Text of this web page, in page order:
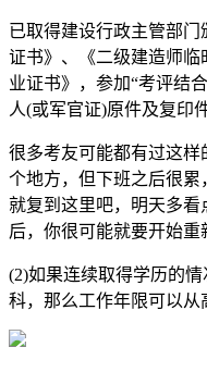
已取得建设行政主管部
证书》、《二级建造师
业证书》，参加“考评结
人(或军官证)原件及复印
很多考友可能都有过这
个地方，但下班之后很
就复到这里吧，明天多看
后，你很可能就要开始重
(2)如果连续取得学历的
科，那么工作年限可以从